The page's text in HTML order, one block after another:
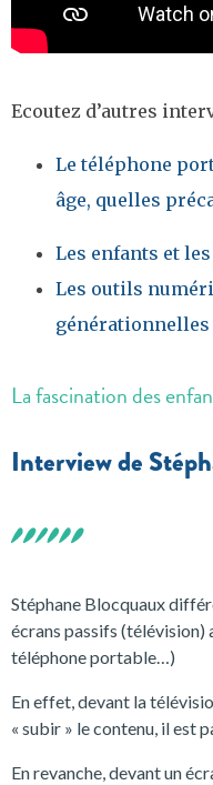
Ecoutez d’autres
Le téléphone
âge, quelles
Les enfants et
Les outils
générationnelles
La fascination des
Interview de
Stéphane Blocquaux
écrans passifs
téléphone portable…)
En effet, devant la
« subir » le contenu, il est
En revanche, devant un